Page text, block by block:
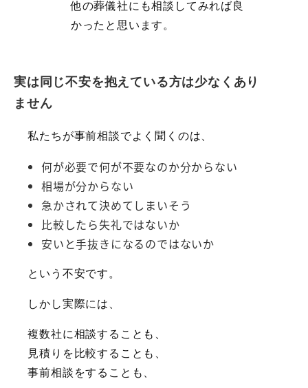
他の葬儀社にも相談してみれば良
かったと思います。
実は同じ不安を抱えている方は少なくあり
ません
私たちが事前相談でよく聞くのは、
何が必要で何が不要なのか分からない
相場が分からない
急かされて決めてしまいそう
比較したら失礼ではないか
安いと手抜きになるのではないか
という不安です。
しかし実際には、
複数社に相談することも、
見積りを比較することも、
事前相談をすることも、